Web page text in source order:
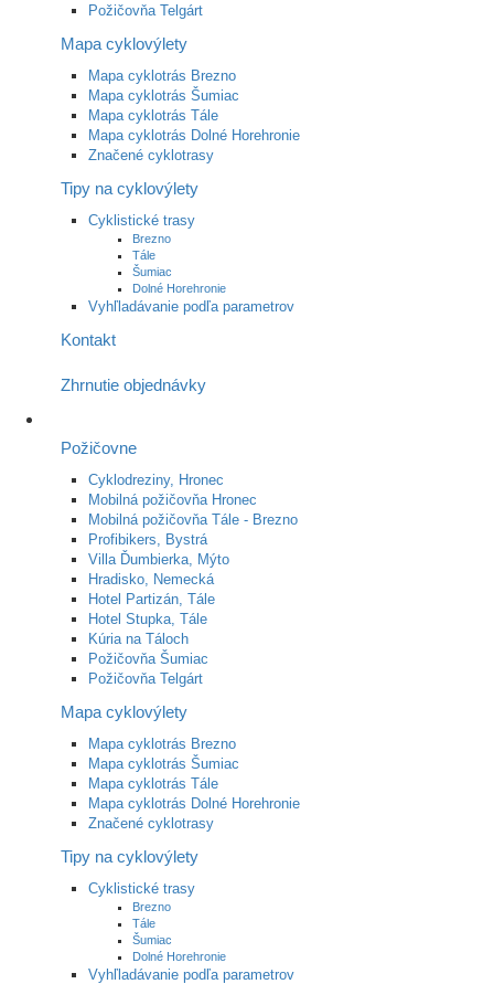
Požičovňa Telgárt
Mapa cyklovýlety
Mapa cyklotrás Brezno
Mapa cyklotrás Šumiac
Mapa cyklotrás Tále
Mapa cyklotrás Dolné Horehronie
Značené cyklotrasy
Tipy na cyklovýlety
Cyklistické trasy
Brezno
Tále
Šumiac
Dolné Horehronie
Vyhľladávanie podľa parametrov
Kontakt
Zhrnutie objednávky
Požičovne
Cyklodreziny, Hronec
Mobilná požičovňa Hronec
Mobilná požičovňa Tále - Brezno
Profibikers, Bystrá
Villa Ďumbierka, Mýto
Hradisko, Nemecká
Hotel Partizán, Tále
Hotel Stupka, Tále
Kúria na Táloch
Požičovňa Šumiac
Požičovňa Telgárt
Mapa cyklovýlety
Mapa cyklotrás Brezno
Mapa cyklotrás Šumiac
Mapa cyklotrás Tále
Mapa cyklotrás Dolné Horehronie
Značené cyklotrasy
Tipy na cyklovýlety
Cyklistické trasy
Brezno
Tále
Šumiac
Dolné Horehronie
Vyhľladávanie podľa parametrov